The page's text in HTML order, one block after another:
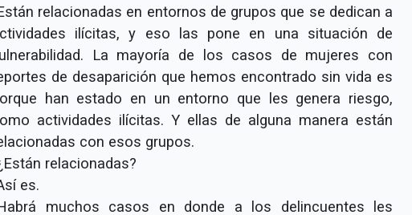
relacionadas en entornos de grupos que se dedican a
ilícitas, y eso las pone en una situación de
La mayoría de los casos de mujeres con
de desaparición que hemos encontrado sin vida es
han estado en un entorno que les genera riesgo,
actividades ilícitas. Y ellas de alguna manera están
con esos grupos.
relacionadas?
es.
muchos casos en donde a los delincuentes les